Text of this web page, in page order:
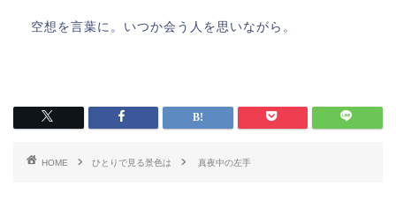
空想を言葉に。いつか会う人を思いながら。
HOME ひとりで見る景色は 真夜中の左手